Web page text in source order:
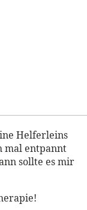
Helferleins
mal entpannt
sollte es mir